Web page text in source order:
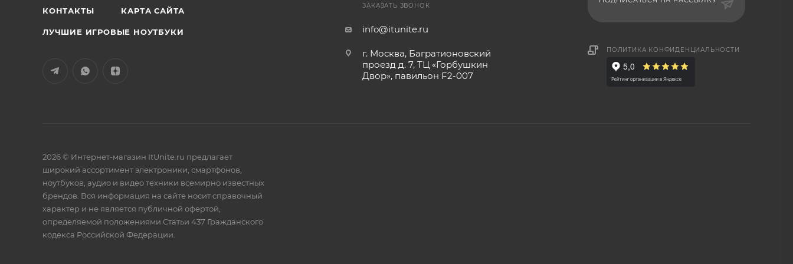
КОНТАКТЫ КАРТА САЙТА
ЛУЧШИЕ ИГРОВЫЕ НОУТБУКИ
ЗАКАЗАТЬ ЗВОНОК
info@itunite.ru
г. Москва, Багратионовский
проезд д. 7, ТЦ «Горбушкин
Двор», павильон F2-007
ПОЛИТИКА КОНФИДЕНЦИАЛЬНОСТИ
2026 © Интернет-магазин ItUnite.ru предлагает
широкий ассортимент электроники, смартфонов,
ноутбуков, аудио и видео техники всемирно известных
брендов. Вся информация на сайте носит справочный
характер и не является публичной офертой,
определяемой положениями Статьи 437 Гражданского
кодекса Российской Федерации.